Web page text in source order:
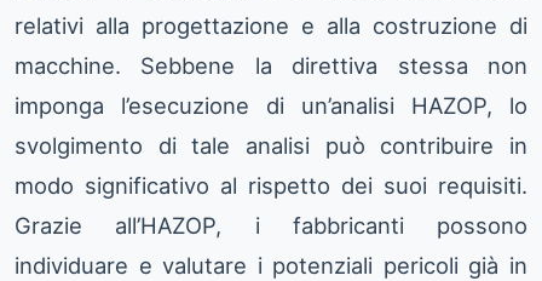
relativi alla progettazione e alla costruzione di
macchine. Sebbene la direttiva stessa non
imponga l’esecuzione di un’analisi HAZOP, lo
svolgimento di tale analisi può contribuire in
modo significativo al rispetto dei suoi requisiti.
Grazie all’HAZOP, i fabbricanti possono
individuare e valutare i potenziali pericoli già in